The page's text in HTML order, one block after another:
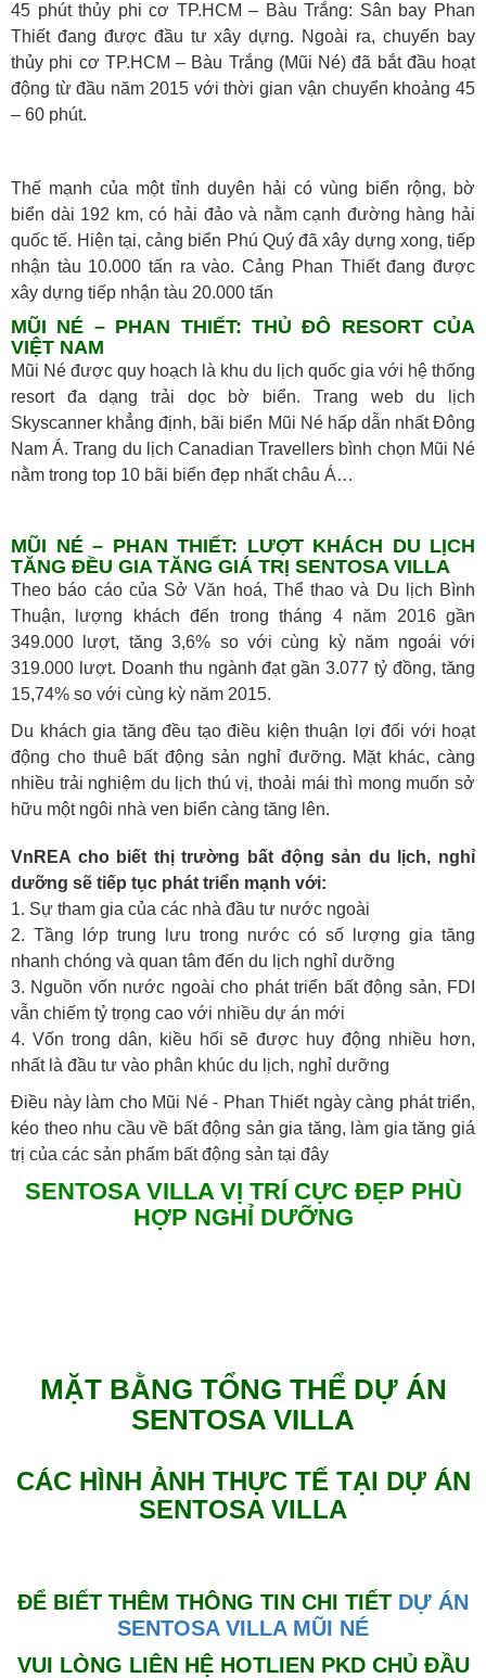
45 phút thủy phi cơ TP.HCM – Bàu Trắng: Sân bay Phan
Thiết đang được đầu tư xây dựng. Ngoài ra, chuyến bay
thủy phi cơ TP.HCM – Bàu Trắng (Mũi Né) đã bắt đầu hoạt
động từ đầu năm 2015 với thời gian vận chuyển khoảng 45
– 60 phút.
Thế mạnh của một tỉnh duyên hải có vùng biển rộng, bờ
biển dài 192 km, có hải đảo và nằm cạnh đường hàng hải
quốc tế. Hiện tại, cảng biển Phú Quý đã xây dựng xong, tiếp
nhận tàu 10.000 tấn ra vào. Cảng Phan Thiết đang được
xây dựng tiếp nhận tàu 20.000 tấn
MŨI NÉ – PHAN THIẾT: THỦ ĐÔ RESORT CỦA
VIỆT NAM
Mũi Né được quy hoạch là khu du lịch quốc gia với hệ thống
resort đa dạng trải dọc bờ biển. Trang web du lịch
Skyscanner khẳng định, bãi biển Mũi Né hấp dẫn nhất Đông
Nam Á. Trang du lịch Canadian Travellers bình chọn Mũi Né
nằm trong top 10 bãi biển đẹp nhất châu Á…
MŨI NÉ – PHAN THIẾT: LƯỢT KHÁCH DU LỊCH
TĂNG ĐỀU GIA TĂNG GIÁ TRỊ SENTOSA VILLA
Theo báo cáo của Sở Văn hoá, Thể thao và Du lịch Bình
Thuận, lượng khách đến trong tháng 4 năm 2016 gần
349.000 lượt, tăng 3,6% so với cùng kỳ năm ngoái với
319.000 lượt. Doanh thu ngành đạt gần 3.077 tỷ đồng, tăng
15,74% so với cùng kỳ năm 2015.
Du khách gia tăng đều tạo điều kiện thuận lợi đối với hoạt
động cho thuê bất động sản nghỉ đưỡng. Mặt khác, càng
nhiều trải nghiệm du lịch thú vị, thoải mái thì mong muốn sở
hữu một ngôi nhà ven biển càng tăng lên.
VnREA cho biết thị trường bất động sản du lịch, nghỉ
dưỡng sẽ tiếp tục phát triển mạnh với:
1. Sự tham gia của các nhà đầu tư nước ngoài
2. Tầng lớp trung lưu trong nước có số lượng gia tăng
nhanh chóng và quan tâm đến du lịch nghỉ dưỡng
3. Nguồn vốn nước ngoài cho phát triển bất động sản, FDI
vẫn chiếm tỷ trọng cao với nhiều dự án mới
4. Vốn trong dân, kiều hối sẽ được huy động nhiều hơn,
nhất là đầu tư vào phân khúc du lịch, nghỉ dưỡng
Điều này làm cho Mũi Né - Phan Thiết ngày càng phát triển,
kéo theo nhu cầu về bất động sản gia tăng, làm gia tăng giá
trị của các sản phẩm bất động sản tại đây
SENTOSA VILLA VỊ TRÍ CỰC ĐẸP PHÙ
HỢP NGHỈ DƯỠNG
​MẶT BẰNG TỔNG THỂ DỰ ÁN
SENTOSA VILLA
CÁC HÌNH ẢNH THỰC TẾ TẠI DỰ ÁN
SENTOSA VILLA
ĐỂ BIẾT THÊM THÔNG TIN CHI TIẾT DỰ ÁN
SENTOSA VILLA MŨI NÉ
VUI LÒNG LIÊN HỆ HOTLIEN PKD CHỦ ĐẦU